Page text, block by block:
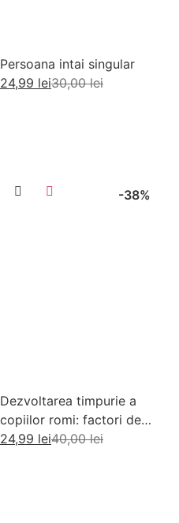
Persoana intai singular
30,00lei
24,99 lei
-38%
Dezvoltarea timpurie a
copiilor romi: factori de
risc si factori de protectie
40,00lei
24,99 lei